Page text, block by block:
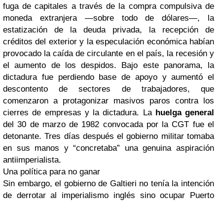
fuga de capitales a través de la compra compulsiva de
moneda extranjera —sobre todo de dólares—, la
estatización de la deuda privada, la recepción de
créditos del exterior y la especulación económica habían
provocado la caída de circulante en el país, la recesión y
el aumento de los despidos. Bajo este panorama, la
dictadura fue perdiendo base de apoyo y aumentó el
descontento de sectores de trabajadores, que
comenzaron a protagonizar masivos paros contra los
cierres de empresas y la dictadura. La huelga general
del 30 de marzo de 1982 convocada por la CGT fue el
detonante. Tres días después el gobierno militar tomaba
en sus manos y “concretaba” una genuina aspiración
antiimperialista.
Una política para no ganar
Sin embargo, el gobierno de Galtieri no tenía la intención
de derrotar al imperialismo inglés sino ocupar Puerto